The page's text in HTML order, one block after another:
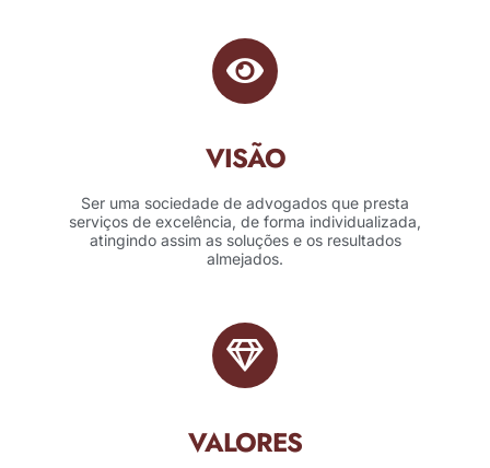
VISÃO
Ser uma sociedade de advogados que presta
serviços de excelência, de forma individualizada,
atingindo assim as soluções e os resultados
almejados.
VALORES